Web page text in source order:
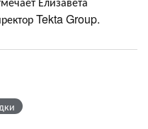
Tekta Group.